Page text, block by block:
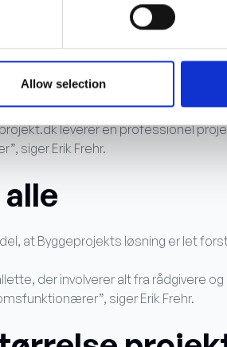
Allow selection
år
et udbud, hvor valget endte med
leverer en professionel
siger Erik Frehr.
at Byggeprojekts løsning er let
der involverer alt fra rådgivere
siger Erik Frehr.